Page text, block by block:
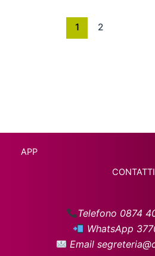
1 2
APP
CONTATTI
Telefono 0874
WhatsApp
Email